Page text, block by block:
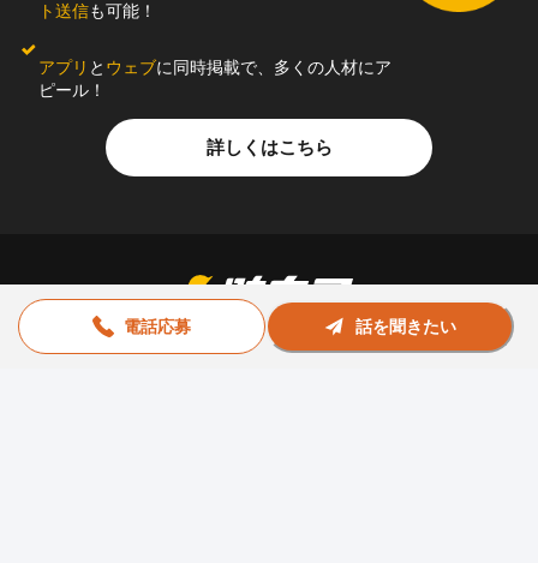
電話応募 話を聞きたい
ト送信も可能！
アプリ と ウェブに同時掲載で、多くの人材にア
ピール！
詳しくはこちら